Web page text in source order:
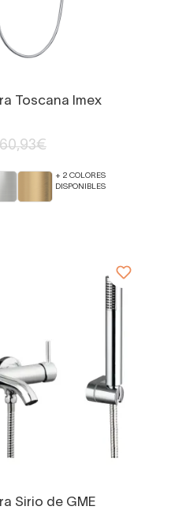
Toscana Imex
+ 2 COLORES
DISPONIBLES
Sirio de GME